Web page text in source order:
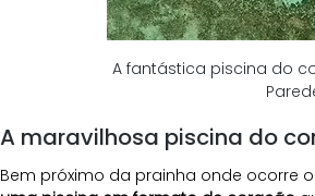
A fantástica piscina do
A maravilhosa piscina do
Bem próximo da prainha onde ocorre